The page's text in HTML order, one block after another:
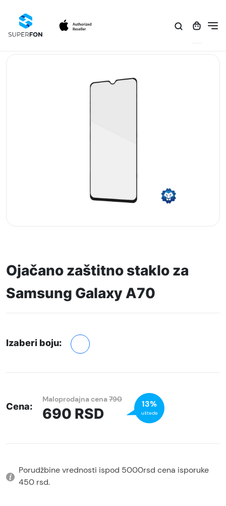
Ojačano zaštitno staklo za
Samsung Galaxy A70
Izaberi boju:
Cena:
Maloprodajna cena790
690 RSD
13%
uštede
Porudžbine vrednosti ispod 5000rsd cena isporuke
450 rsd.